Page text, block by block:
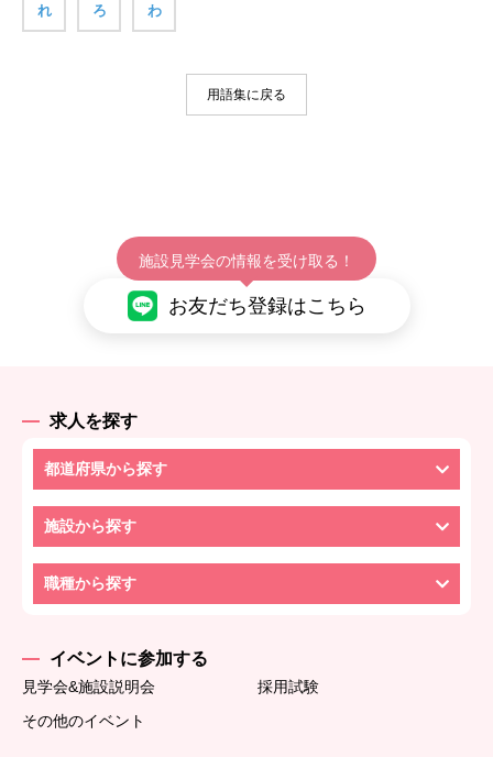
れ ろ わ
用語集に戻る
施設見学会の情報を受け取る！
お友だち登録はこちら
求人を探す
都道府県から探す
施設から探す
職種から探す
イベントに参加する
見学会&施設説明会
採用試験
その他のイベント